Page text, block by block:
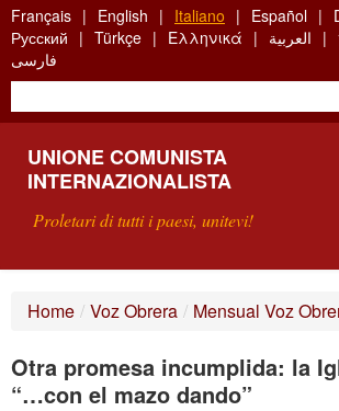
Skip
to
main
content
Français English Italiano Español
Русский
Türkçe Ελληνικά العربية
فارسی
UNIONE COMUNISTA
INTERNAZIONALISTA
Proletari di tutti i paesi, unitevi!
RICERCA
Home / Voz Obrera / Mensual Voz
Otra promesa incumplida: la
“…con el mazo dando”